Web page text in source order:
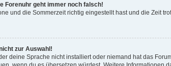
Forenuhr geht immer noch falsch!
und die Sommerzeit richtig eingestellt hast und die Zeit
zur Auswahl!
deine Sprache nicht installiert oder niemand hat das